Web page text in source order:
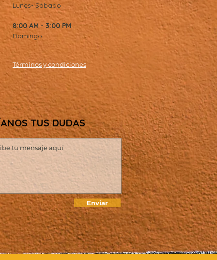
Lunes- Sábado
8:00 AM - 3:00 PM
Domingo
Términosy condiciones
TUS DUDAS
Enviar